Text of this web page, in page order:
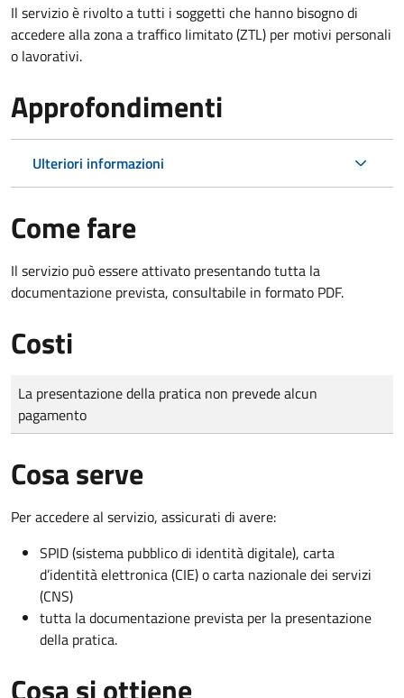
Il servizio è rivolto a tutti i soggetti che hanno bisogno di
accedere alla zona a traffico limitato (ZTL) per motivi personali
o lavorativi.
Approfondimenti
Ulteriori informazioni
Come fare
Il servizio può essere attivato presentando tutta la
documentazione prevista, consultabile in formato PDF.
Costi
Tipo di pagamento
Importo
La presentazione della pratica non prevede alcun
pagamento
Cosa serve
Per accedere al servizio, assicurati di avere:
SPID (sistema pubblico di identità digitale), carta
d’identità elettronica (CIE) o carta nazionale dei servizi
(CNS)
tutta la documentazione prevista per la presentazione
della pratica.